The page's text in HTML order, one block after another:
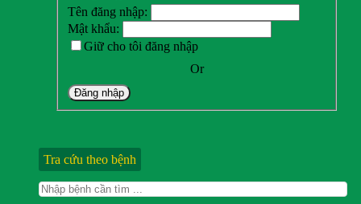
Tên đăng nhập:
Mật khẩu:
Giữ cho tôi đăng nhập
Or
Đăng nhập
Tra cứu theo bệnh